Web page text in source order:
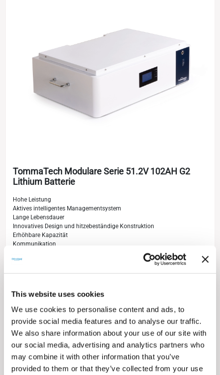
This website uses cookies
We use cookies to personalise content and ads, to
provide social media features and to analyse our traffic.
We also share information about your use of our site with
our social media, advertising and analytics partners who
may combine it with other information that you’ve
provided to them or that they’ve collected from your use
TommaTech Modulare Serie 51.2V 102AH G2
Lithium Batterie
Hohe Leistung
Aktives intelligentes Managementsystem
Lange Lebensdauer
Innovatives Design und hitzebeständige Konstruktion
Erhöhbare Kapazität
Kommunikation
Nachhaltige Energie